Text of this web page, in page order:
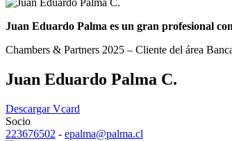
Juan Eduardo Palma es un gran profesional
Chambers & Partners 2025 – Cliente del área
Juan Eduardo Palma C.
Descargar Vcard
Socio
223676502 - epalma@palma.cl